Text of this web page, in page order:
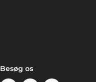
Besøg os